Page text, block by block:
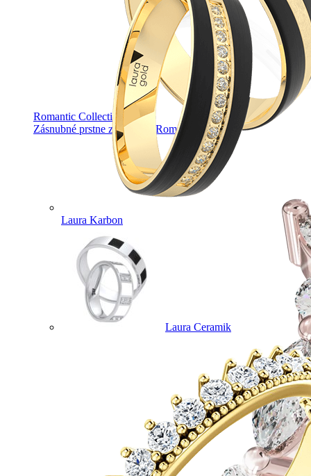
Romantic Collection
Zásnubné prstne z kolekcie Romantic.
Laura Karbon
Laura Ceramik